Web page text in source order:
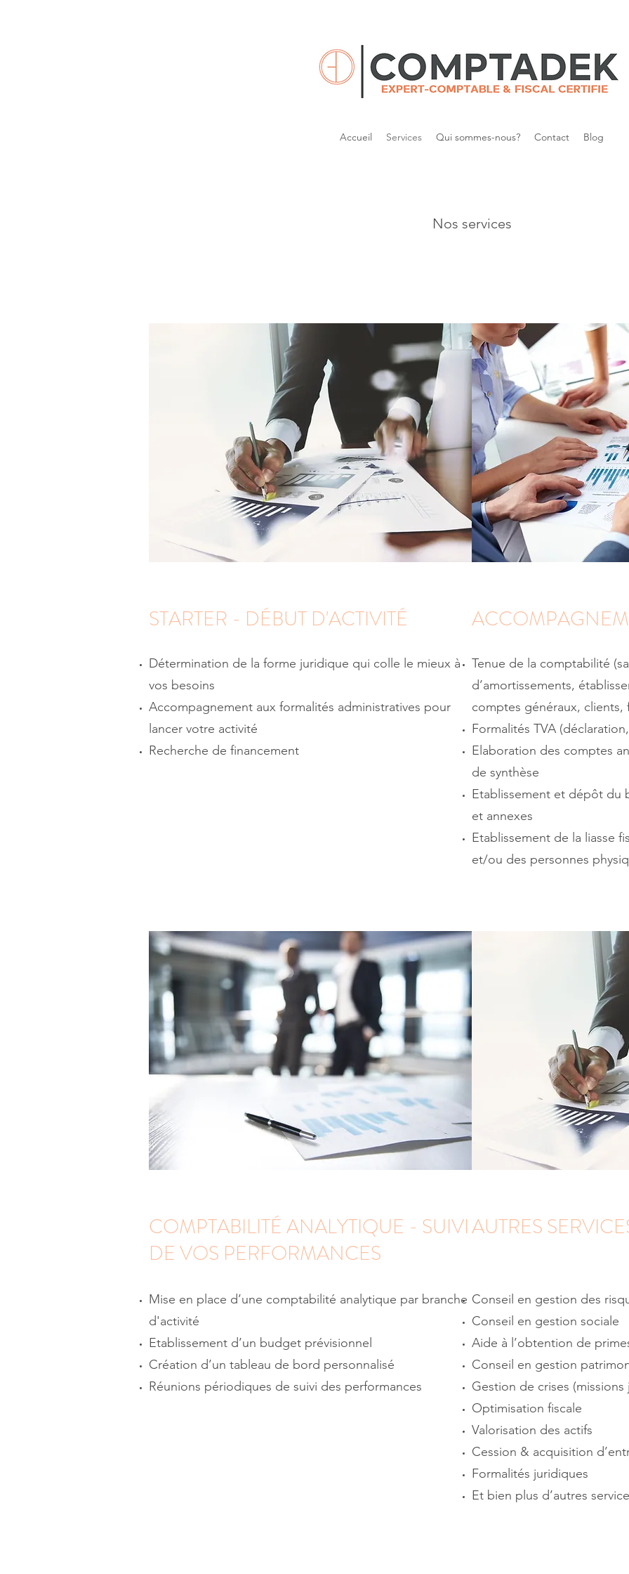
Accueil Services Qui sommes-nous? Contact Blog
Nos services
STARTER - DÉBUT D'ACTIVITÉ
Détermination de la forme juridique qui colle le mieux à
vos besoins
Accompagnement aux formalités administratives pour
lancer votre activité
Recherche de financement
Tenue de la comptabilité
d’amortissements,
comptes généraux, clients,
Formalités TVA
Elaboration des comptes
de synthèse
Etablissement et dépôt du
et annexes
Etablissement de la liasse
et/ou des personnes
COMPTABILITÉ ANALYTIQUE - SUIVI
DE VOS PERFORMANCES
Mise en place d’une comptabilité analytique par branche
d'activité
Etablissement d’un budget prévisionnel
Création d’un tableau de bord personnalisé
Réunions périodiques de suivi des performances
AUTRES
Conseil en gestion des
Conseil en gestion sociale
Aide à l’obtention de
Conseil en gestion
Gestion de crises
Optimisation fiscale
Valorisation des actifs
Cession & acquisition
Formalités juridiques
Et bien plus d’autres